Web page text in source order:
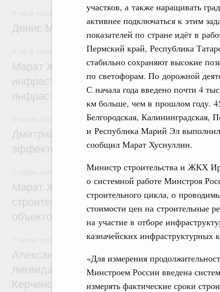
участков, а также наращивать
активнее подключаться к этим
показателей по стране идёт в
Пермский край, Республика
стабильно сохраняют высокие
по светофорам. По дорожной
С начала года введено почти 4
км больше, чем в прошлом году.
Белгородская, Калининградская,
и Республика Марий Эл
сообщил Марат Хуснуллин.
Министр строительства и ЖКХ
о системной работе Минстроя
строительного цикла, о
стоимости цен на строительные
на участие в отборе
казначейских инфраструктурных
«Для измерения
Минстроем России введена
измерять фактические сроки
Общие вопросы промышленной политики
Денис Мантуров посетил Ярославскую
Бюджеты субъектов Федерации.
Марат Хуснуллин: 15 объектов
инфраструктуры построили и обновили
инфраструктурным кредитам
Развитие сельских территорий
Дмитрий Патрушев: Синхронизация
эффективность поддержки сельских
Экономика городов. Городская среда
Марат Хуснуллин: «Единый заказчик»
строительство и реконструкцию более
объектов
Чрезвычайные ситуации и ликвидация их
Александр Козлов провёл заседание
ликвидации последствий чрезвычайной
Керченском проливе